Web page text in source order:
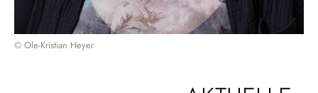
© Ole-Kristian Heyer